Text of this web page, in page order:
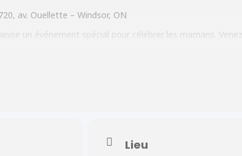
av. Ouellette – Windsor, ON
un événement spécial pour célébrer les mamans.
Lieu